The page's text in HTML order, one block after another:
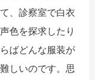
、診察室で白衣
色を探求したり
ばどんな服装が
しいのです。思